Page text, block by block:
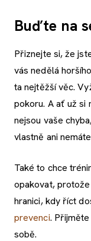
Buďte na
Přiznejte si, že
vás nedělá
ta nejtěžší věc.
pokoru. A ať už si
nejsou vaše
vlastně ani
Také to chce
opakovat,
hranici, kdy říct
prevenci.
sobě.